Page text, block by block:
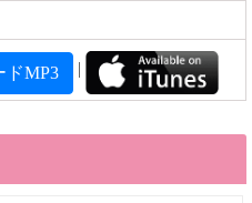
ドMP3 |